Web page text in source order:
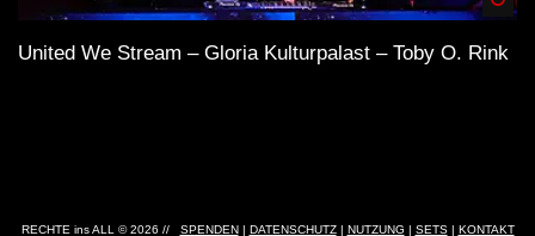
United We Stream – Gloria Kulturpalast – Toby O. Rink
RECHTE ins ALL © 2026 // SPENDEN| DATENSCHUTZ| NUTZUNG | SETS| KONTAKT